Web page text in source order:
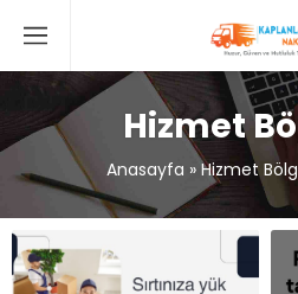
Hizmet
Anasayfa » Hizmet